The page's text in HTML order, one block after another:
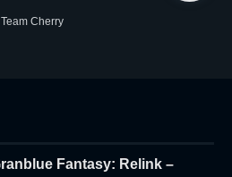
Team Cherry
Fantasy: Relink –